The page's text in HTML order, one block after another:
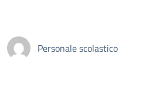
Personale scolastico